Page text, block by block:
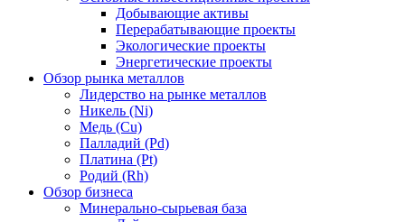
Добывающие активы
Перерабатывающие проекты
Экологические проекты
Энергетические проекты
Обзор рынка металлов
Лидерство на рынке металлов
Никель (Ni)
Медь (Cu)
Палладий (Pd)
Платина (Pt)
Родий (Rh)
Обзор бизнеса
Минерально-сырьевая база